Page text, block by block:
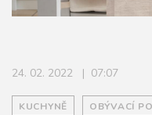
24. 02. 2022 | 07:07
KUCHYNĚ OBÝVACÍ